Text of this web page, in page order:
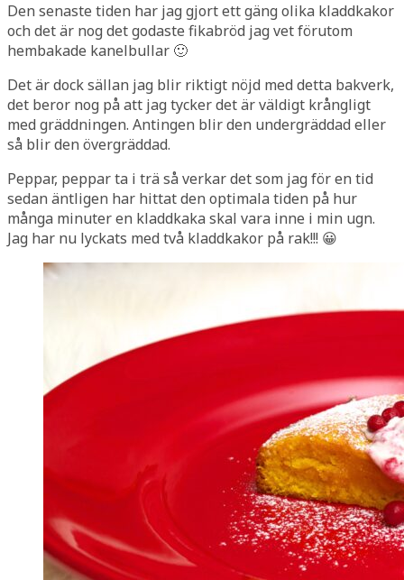
Den senaste tiden har jag gjort ett gäng olika kladdkakor
och det är nog det godaste fikabröd jag vet förutom
hembakade kanelbullar 🙂
Det är dock sällan jag blir riktigt nöjd med detta bakverk,
det beror nog på att jag tycker det är väldigt krångligt
med gräddningen. Antingen blir den undergräddad eller
så blir den övergräddad.
Peppar, peppar ta i trä så verkar det som jag för en tid
sedan äntligen har hittat den optimala tiden på hur
många minuter en kladdkaka skal vara inne i min ugn.
Jag har nu lyckats med två kladdkakor på rak!!! 😀